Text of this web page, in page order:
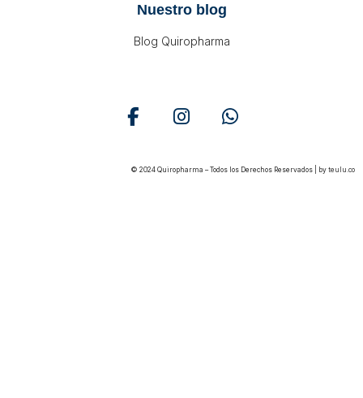
Nuestro blog
Blog Quiropharma
© 2024 Quiropharma – Todos los Derechos Reservados | by teulu.co